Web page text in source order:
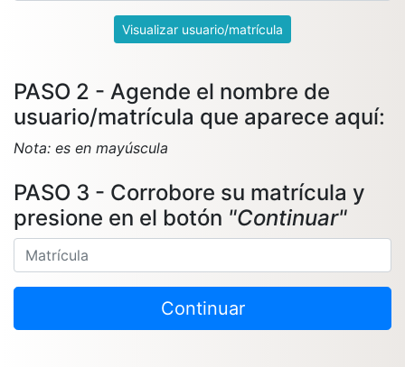
Visualizar usuario/matrícula
PASO 2 - Agende el nombre de
usuario/matrícula que aparece aquí:
Nota: es en mayúscula
PASO 3 - Corrobore su matrícula y
presione en el botón "Continuar"